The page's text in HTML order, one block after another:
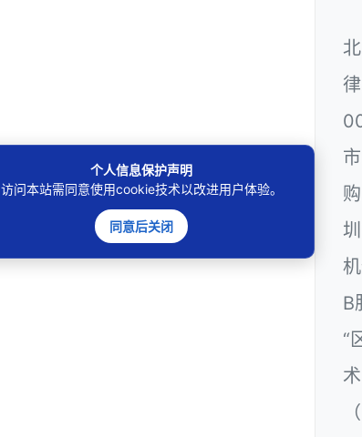
B
“
个人信息保护声明
访问本站需同意使用cookie技术以改进用户体验。
同意后关闭